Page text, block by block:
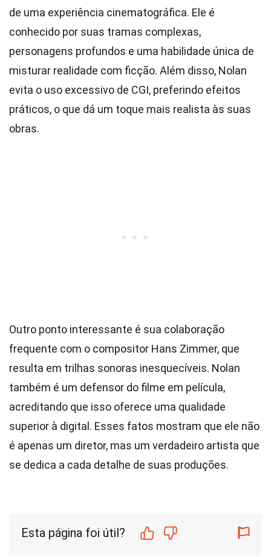
de uma experiência cinematográfica. Ele é
conhecido por suas tramas complexas,
personagens profundos e uma habilidade única de
misturar realidade com ficção. Além disso, Nolan
evita o uso excessivo de CGI, preferindo efeitos
práticos, o que dá um toque mais realista às suas
obras.
Outro ponto interessante é sua colaboração
frequente com o compositor Hans Zimmer, que
resulta em trilhas sonoras inesquecíveis. Nolan
também é um defensor do filme em película,
acreditando que isso oferece uma qualidade
superior à digital. Esses fatos mostram que ele não
é apenas um diretor, mas um verdadeiro artista que
se dedica a cada detalhe de suas produções.
Esta página foi útil?